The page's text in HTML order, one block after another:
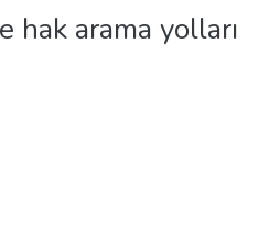
hak arama yolları